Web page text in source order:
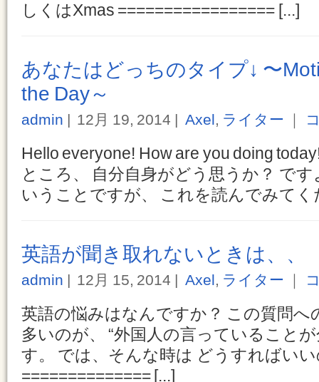
しくはXmas ================= [...]
あなたはどっちのタイプ↓ 〜
the Day～
admin 12月 19, 2014 Axel, ライター ｜
Hello everyone! How are you doing
ところ、 自分自身がどう思うか？ で
いうことですが、 これを読んでみてく
英語が聞き取れないときは、、
admin 12月 15, 2014 Axel, ライター ｜
英語の悩みはなんですか？ この質問へ
多いのが、 “外国人の言っていること
す。 では、そんな時は どうすればい
============== [...]